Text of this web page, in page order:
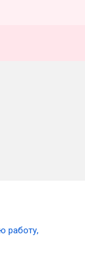
работу,